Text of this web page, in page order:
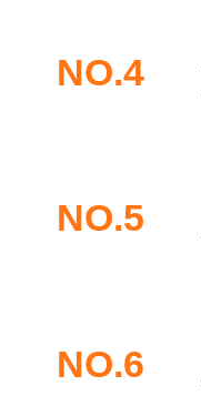
NO.4
NO.5
NO.6